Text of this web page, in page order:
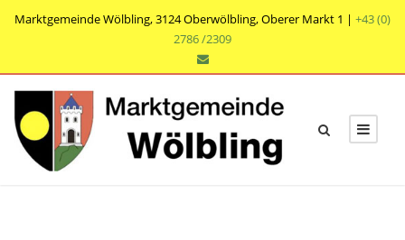
Marktgemeinde Wölbling, 3124 Oberwölbling, Oberer Markt 1 | +43 (0)
2786 /2309